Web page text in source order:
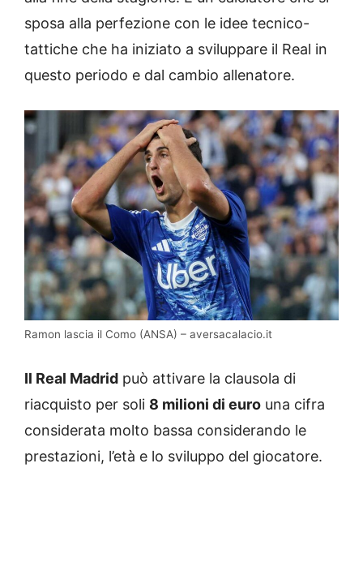
sposa alla perfezione con le idee tecnico-
tattiche che ha iniziato a sviluppare il Real in
questo periodo e dal cambio allenatore.
Ramon lascia il Como (ANSA) – aversacalacio.it
Il Real Madrid può attivare la clausola di
riacquisto per soli 8 milioni di euro una cifra
considerata molto bassa considerando le
prestazioni, l’età e lo sviluppo del giocatore.